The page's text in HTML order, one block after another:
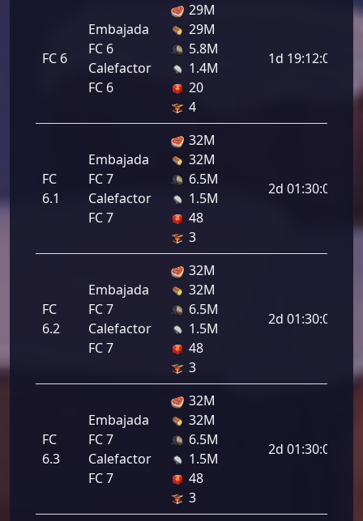
FC 6
Embajada
FC 6
Calefactor
FC 6
29M
29M
5.8M
1.4M
20
4
1d 19:12:00
FC
6.1
Embajada
FC 7
Calefactor
FC 7
32M
32M
6.5M
1.5M
48
3
2d 01:30:00
FC
6.2
Embajada
FC 7
Calefactor
FC 7
32M
32M
6.5M
1.5M
48
3
2d 01:30:00
FC
6.3
Embajada
FC 7
Calefactor
FC 7
32M
32M
6.5M
1.5M
48
3
2d 01:30:00